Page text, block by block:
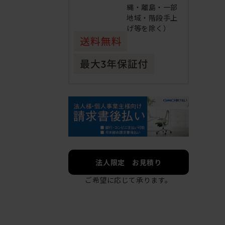
縄・離島・一部
地域・階段手上
げ等を除く）
法人限定 お見積り
ご希望に応じて承ります。